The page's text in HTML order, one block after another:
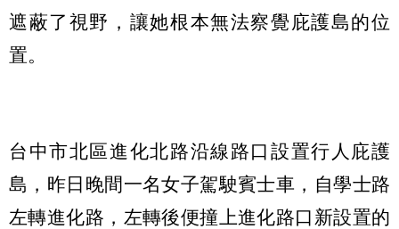
遮蔽了視野，讓她根本無法察覺庇護島的位
置。
台中市北區進化北路沿線路口設置行人庇護
島，昨日晚間一名女子駕駛賓士車，自學士路
左轉進化路，左轉後便撞上進化路口新設置的